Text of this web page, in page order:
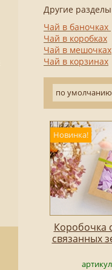
Другие
Чай в баночках
Чай в коробках
Чай в мешочках
Чай в корзинах
по умолчанию
Новинка!
Коробочка
связанных